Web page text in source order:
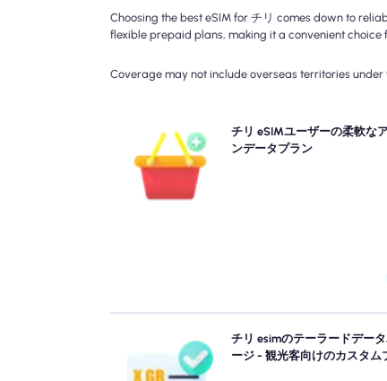
Choosing the best eSIM for チリ comes down to
flexible prepaid plans, making it a convenient choice
Coverage may not include overseas territories
チリ eSIMユーザーの柔軟な
ンデータプラン
より多くのデータが必要ですか、それとも計画を
ますか？ チリ eSIMにアドオンを購入して、シー
な5G/4G接続を楽しんでいます。 最初のプラン
ると、アドオンが中断することなく接続する自動
チリ esimのテーラードデー
ージ - 観光客向けのカスタム
サンティアゴ, バルパライソ, プンタアレナスま
のどこにでも旅行しますか？ シームレスな4G/
で、あらゆるニーズに合わせて設計されたチリ